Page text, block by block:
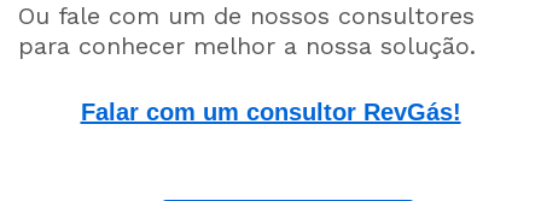
Ou fale com um de nossos consultores
para conhecer melhor a nossa solução.
Falar com um consultor RevGás!